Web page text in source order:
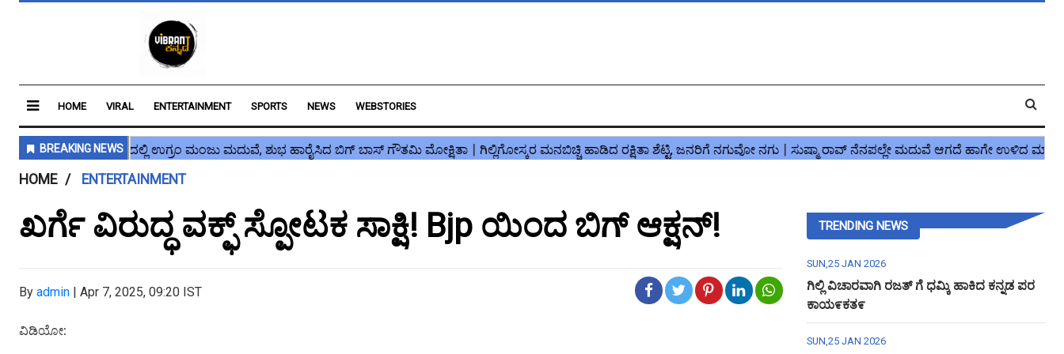
HOME VIRAL ENTERTAINMENT SPORTS NEWS WEBSTORIES
HOME ENTERTAINMENT
ಖರ್ಗೆ ವಿರುದ್ಧ ವಕ್ಫ್ ಸ್ಪೋಟಕ ಸಾಕ್ಷಿ! Bjp ಯಿಂದ ಬಿಗ್ ಆಕ್ಷನ್!
By admin | Apr 7, 2025, 09:20 IST
ವಿಡಿಯೋ:
TRENDING NEWS
SUN,25 JAN 2026
ಗಿಲ್ಲಿ ವಿಚಾರವಾಗಿ ರಜತ್ ಗೆ ಧಮ್ಕಿ ಹಾಕಿದ ಕನ್ನಡ ಪರ
ಕಾಯ೯ಕತ೯
SUN,25 JAN 2026